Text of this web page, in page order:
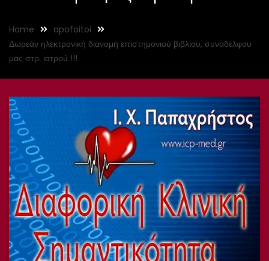
Home
apofoitoi
Δωρεάν ηλεκτρονική διανομή επιστημονιού βιβλίου, συναδέλφου
μας στρ. ιατρού !!!